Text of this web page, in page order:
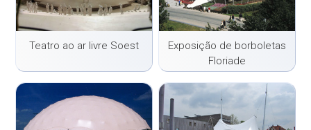
Teatro ao ar livre Soest
Exposição de borboletas
Floriade